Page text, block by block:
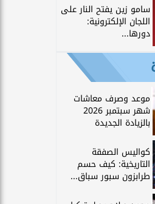
سامو زين يفتح النار على
اللجان الإلكترونية:
دورها...
موعد وصرف معاشات
شهر سبتمبر 2026
بالزيادة الجديدة
كواليس الصفقة
التاريخية: كيف حسم
طرابزون سبور سباق...